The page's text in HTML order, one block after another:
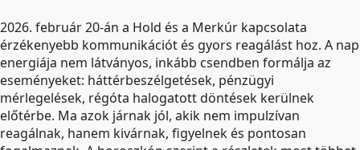
2026. február 20-án a Hold és a Merkúr kapcsolata
érzékenyebb kommunikációt és gyors reagálást hoz. A nap
energiája nem látványos, inkább csendben formálja az
eseményeket: háttérbeszélgetések, pénzügyi
mérlegelések, régóta halogatott döntések kerülnek
előtérbe. Ma azok járnak jól, akik nem impulzívan
reagálnak, hanem kivárnak, figyelnek és pontosan